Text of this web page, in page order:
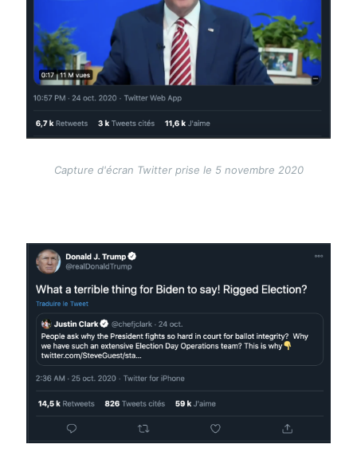
Capture d'écran Twitter prise le 5 novembre 2020
Image